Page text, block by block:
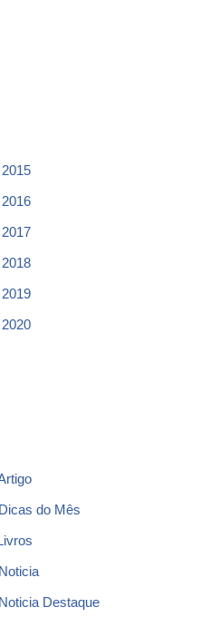
do Mês
Destaque